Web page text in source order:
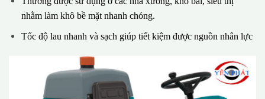
nhằm làm khô bề mặt nhanh chóng.
Tốc độ lau nhanh và sạch giúp tiết kiệm được nguồn nhân lực